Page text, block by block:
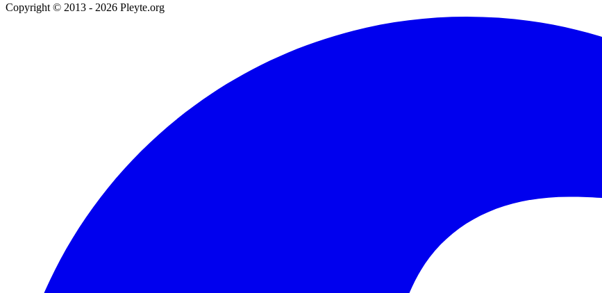
Copyright © 2013 - 2026 Pleyte.org